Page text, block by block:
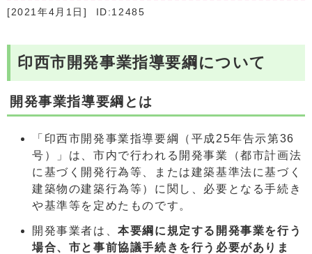
[2021年4月1日] ID:12485
印西市開発事業指導要綱について
開発事業指導要綱とは
「印西市開発事業指導要綱（平成25年告示第36
号）」は、市内で行われる開発事業（都市計画法
に基づく開発行為等、または建築基準法に基づく
建築物の建築行為等）に関し、必要となる手続き
や基準等を定めたものです。
開発事業者は、本要綱に規定する開発事業を行う
場合、市と事前協議手続きを行う必要がありま